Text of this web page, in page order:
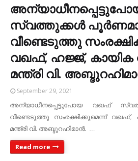
സ്വത്തുക്കള്‍
വീണ്ടെടുത്തു
വഖഫ്, ഹജ്ജ്, കായിക
മന്ത്രി വി.
September 29, 2021
അന്യാധീനപ്പെട്ടുപോയ വഖഫ്
വീണ്ടെടുത്തു സംരക്ഷിക്കുമെന്ന്
മന്ത്രി വി. അബ്ദുറഹിമാന്‍. …
Read more